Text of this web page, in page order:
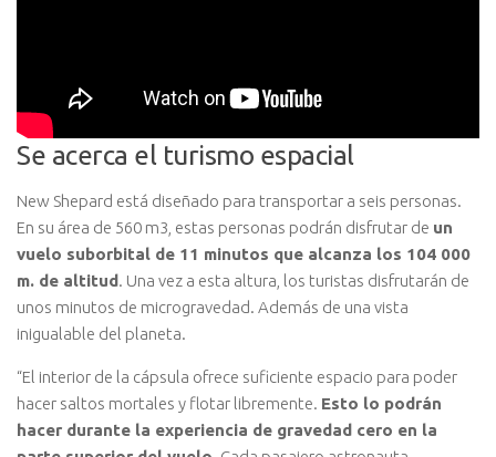
Se acerca el turismo espacial
New Shepard está diseñado para transportar a seis personas.
En su área de 560 m3, estas personas podrán disfrutar de un
vuelo suborbital de 11 minutos que alcanza los 104 000
m. de altitud. Una vez a esta altura, los turistas disfrutarán de
unos minutos de microgravedad. Además de una vista
inigualable del planeta.
“El interior de la cápsula ofrece suficiente espacio para poder
hacer saltos mortales y flotar libremente. Esto lo podrán
hacer durante la experiencia de gravedad cero en la